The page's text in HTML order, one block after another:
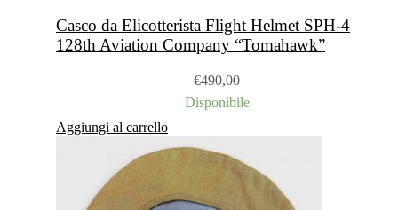
Casco da Elicotterista Flight Helmet SPH-4
128th Aviation Company “Tomahawk”
€490,00
Disponibile
Aggiungi al carrello